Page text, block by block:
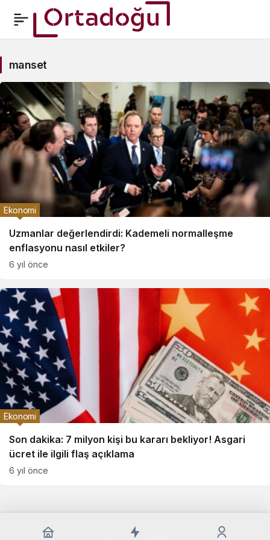
Haberleri
manset
Uzmanlar değerlendirdi: Kademeli normalleşme
enflasyonu nasıl etkiler?
Ekonomi
6 yıl önce
Son dakika: 7 milyon kişi bu kararı bekliyor! Asgari
ücret ile ilgili flaş açıklama
Ekonomi
6 yıl önce